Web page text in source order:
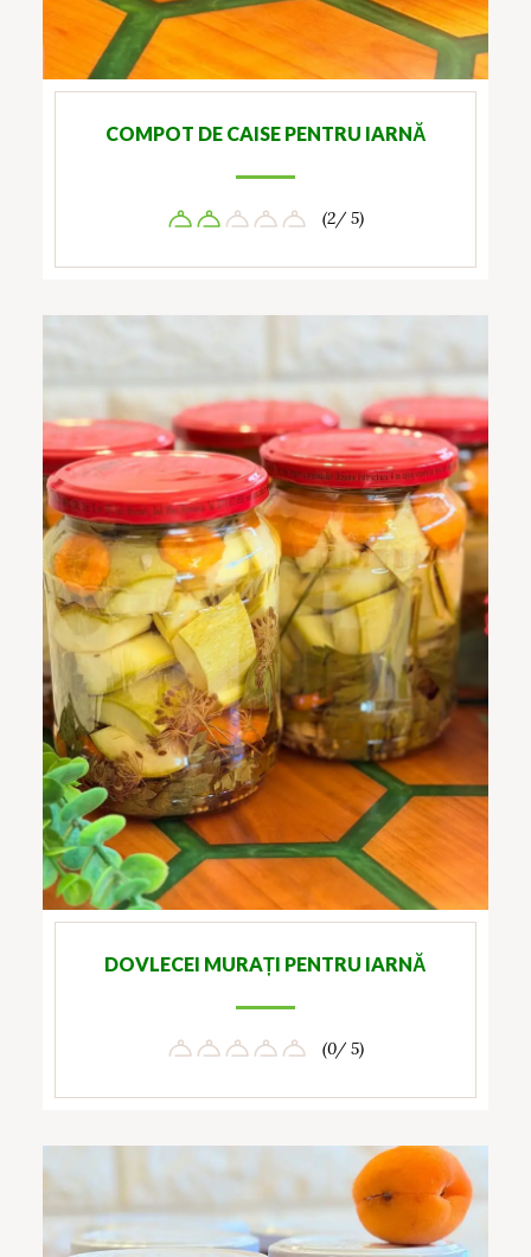
COMPOT DE CAISE PENTRU IARNĂ
(2/ 5)
DOVLECEI MURAȚI PENTRU IARNĂ
(0/ 5)